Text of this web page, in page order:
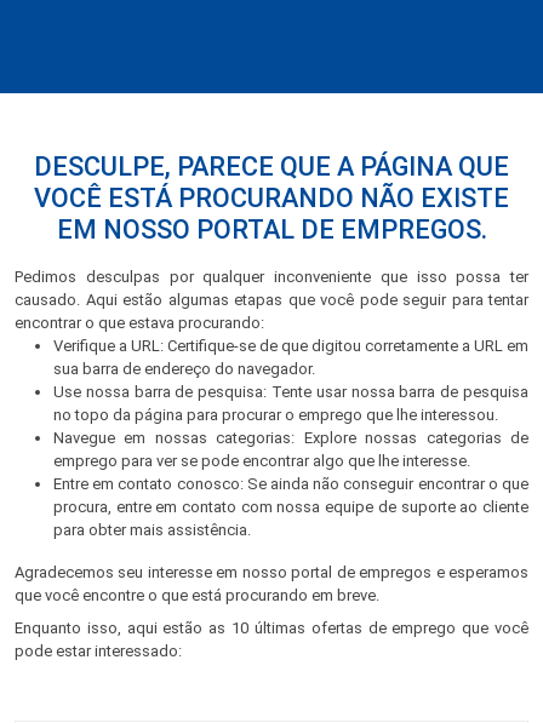
DESCULPE, PARECE QUE A PÁGINA QUE
VOCÊ ESTÁ PROCURANDO NÃO EXISTE
EM NOSSO PORTAL DE EMPREGOS.
Pedimos desculpas por qualquer inconveniente que isso possa ter
causado. Aqui estão algumas etapas que você pode seguir para tentar
encontrar o que estava procurando:
Verifique a URL: Certifique-se de que digitou corretamente a URL em
sua barra de endereço do navegador.
Use nossa barra de pesquisa: Tente usar nossa barra de pesquisa
no topo da página para procurar o emprego que lhe interessou.
Navegue em nossas categorias: Explore nossas categorias de
emprego para ver se pode encontrar algo que lhe interesse.
Entre em contato conosco: Se ainda não conseguir encontrar o que
procura, entre em contato com nossa equipe de suporte ao cliente
para obter mais assistência.
Agradecemos seu interesse em nosso portal de empregos e esperamos
que você encontre o que está procurando em breve.
Enquanto isso, aqui estão as 10 últimas ofertas de emprego que você
pode estar interessado: